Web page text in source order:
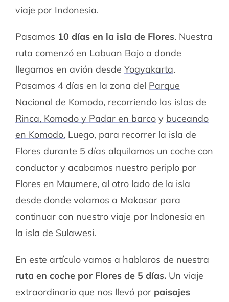
viaje por Indonesia.
Pasamos 10 días en la isla de Flores. Nuestra
ruta comenzó en Labuan Bajo a donde
llegamos en avión desde Yogyakarta.
Pasamos 4 días en la zona del Parque
Nacional de Komodo, recorriendo las islas de
Rinca, Komodo y Padar en barcoy buceando
en Komodo. Luego, para recorrer la isla de
Flores durante 5 días alquilamos un coche con
conductor y acabamos nuestro periplo por
Flores en Maumere, al otro lado de la isla
desde donde volamos a Makasar para
continuar con nuestro viaje por Indonesia en
la isla de Sulawesi.
En este artículo vamos a hablaros de nuestra
ruta en coche por Flores de 5 días.Un viaje
extraordinario que nos llevó por paisajes